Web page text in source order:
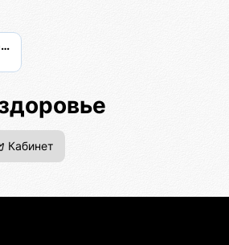
Хранительницы очага
Кабинет